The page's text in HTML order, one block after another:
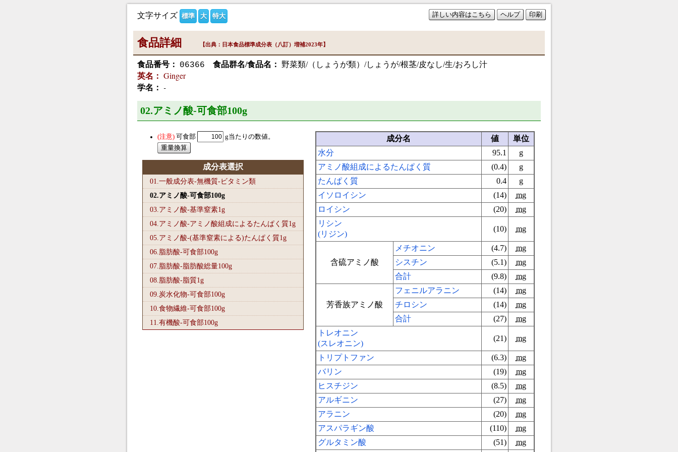
詳しい内容はこちら ヘルプ 印刷
文字サイズ 標準 大 特大
食品詳細 【出典：日本食品標準成分表（八訂）増補2023年】
食品番号： 06366 食品群名/食品名：
野菜類/（しょうが類）/しょうが/根茎/皮なし/生/おろし汁
英名： Ginger
学名： -
02.アミノ酸-可食部100g
可食部 g当たりの数値。
成分表選択
01.一般成分表-無機質-ビタミン類
02.アミノ酸-可食部100g
03.アミノ酸-基準窒素1g
04.アミノ酸-アミノ酸組成によるたんぱく質1g
05.アミノ酸-(基準窒素による)たんぱく質1g
06.脂肪酸-可食部100g
07.脂肪酸-脂肪酸総量100g
08.脂肪酸-脂質1g
09.炭水化物-可食部100g
10.食物繊維-可食部100g
11.有機酸-可食部100g
成分名 値
単位
水分
95.1
g
アミノ酸組成によるたんぱく質
(0.4)
g
たんぱく質
0.4
g
イソロイシン
(14)
mg
ロイシン
(20)
mg
リシン
(リジン)
(10) mg
含硫アミノ酸
メチオニン (4.7)
mg
シスチン
(5.1)
mg
合計
(9.8) mg
芳香族アミノ酸
フェニルアラニン (14)
mg
チロシン
(14)
mg
合計
(27)
mg
トレオニン
(スレオニン)
(21) mg
トリプトファン (6.3)
mg
バリン
(19)
mg
ヒスチジン
(8.5)
mg
アルギニン
(27)
mg
アラニン
(20)
mg
アスパラギン酸
(110)
mg
グルタミン酸
(51) mg